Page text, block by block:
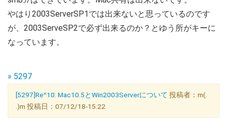
やはり2003ServerSP1では出来ないと思っているのです
が、2003ServeSP2で必ず出来るのか？とゆう所がキーに
なっています。
» 5297
[5297]Re^10: Mac10.5とWin2003Serverについて 投稿者：m(.
.)m 投稿日：07/12/18-15:22